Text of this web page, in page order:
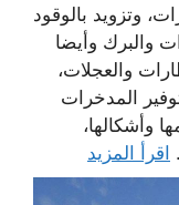
وتزويد بالوقود
والبرك وأيضا
والعجلات،
المدخرات
وأشكالها،
اقرأ المزيد